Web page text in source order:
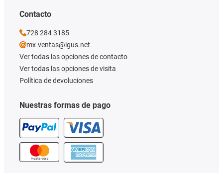
Nuestras formas de pago
Contacto
728 284 3185
mx-ventas@igus.net
Ver todas las opciones de contacto
Ver todas las opciones de visita
Política de devoluciones